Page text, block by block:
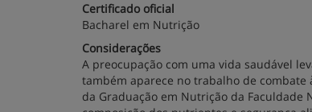
Certificado oficial
Bacharel em Nutrição
Considerações
A preocupação com uma vida saudável
também aparece no trabalho de
da Graduação em Nutrição da